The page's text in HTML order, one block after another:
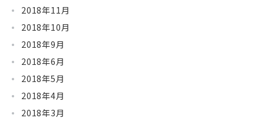
2018年11月
2018年10月
2018年9月
2018年6月
2018年5月
2018年4月
2018年3月